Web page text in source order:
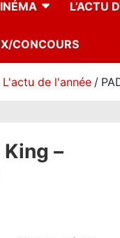
L’ACTU
CONCOURS
L'actu de l'année
King –